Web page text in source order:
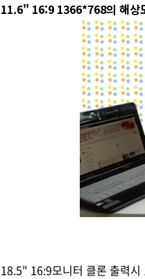
11.6" 16:9 1366*768의 해상
18.5" 16:9모니터 클론 출력